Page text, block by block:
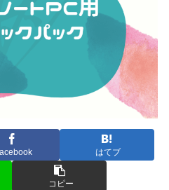
はてブ
コピー